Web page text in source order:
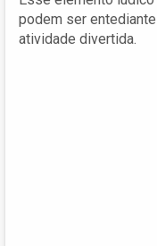
podem ser
atividade divertida.